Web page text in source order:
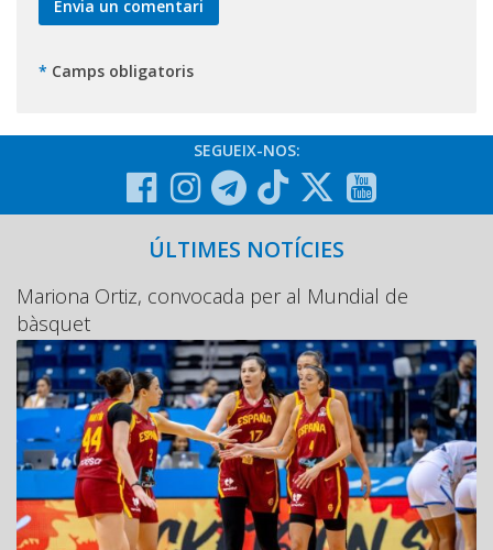
* Camps obligatoris
SEGUEIX-NOS:
ÚLTIMES NOTÍCIES
Mariona Ortiz, convocada per al Mundial de
bàsquet